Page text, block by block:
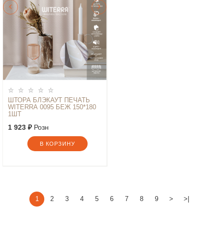
ШТОРА БЛЭКАУТ ПЕЧАТЬ
WITERRA 0095 БЕЖ 150*180
1ШТ
1 923 ₽Розн
В КОРЗИНУ
1 2 3 4 5 6 7 8 9 > >|